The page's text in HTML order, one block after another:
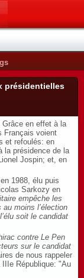
présidentielles
Grâce en effet à la
Français voient
et refoulés: en
la présidence de la
Jospin; et, en
1988, élu puis
Sarkozy en
empêche les
au moins l’élection
soit le candidat
contre Le Pen
sur le candidat
de nous rappeler
République: "Au